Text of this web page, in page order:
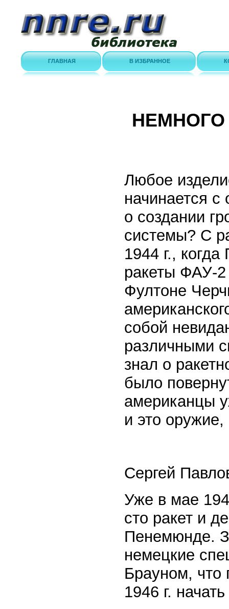
ГЛАВНАЯ В ИЗБРАННОЕ
Любое
начинается с
о создании
системы? С
1944 г.,
ракеты ФАУ-2
Фултоне
собой
различными
знал о
было
американцы
и это
Сергей
Уже в мае
сто ракет и
Пенемюнде.
немецкие
Брауном, что
1946 г.